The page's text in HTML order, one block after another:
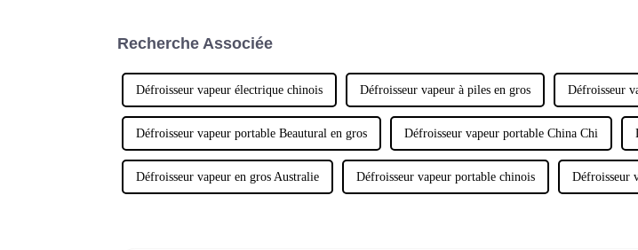
Recherche Associée
Défroisseur vapeur électrique chinois Défroisseur vapeur à piles en gros Défroisseur
Défroisseur vapeur portable Beautural en gros Défroisseur vapeur portable China Chi
Défroisseur vapeur en gros Australie Défroisseur vapeur portable chinois Défroisseur